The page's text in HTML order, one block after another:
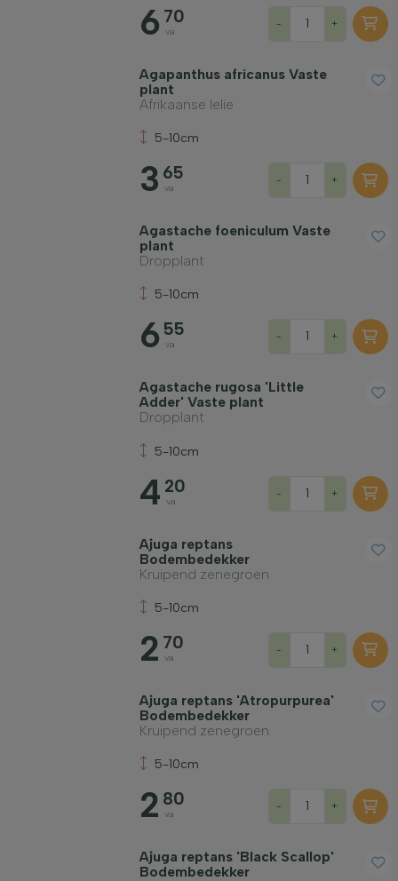
6 70
va
- +
Agapanthus africanus Vaste
plant
Afrikaanse lelie
5-10cm
3 65
va
- +
Agastache foeniculum Vaste
plant
Dropplant
5-10cm
6 55
va
- +
Agastache rugosa 'Little
Adder' Vaste plant
Dropplant
5-10cm
4 20
va
- +
Ajuga reptans
Bodembedekker
Kruipend zenegroen
5-10cm
2 70
va
- +
Ajuga reptans 'Atropurpurea'
Bodembedekker
Kruipend zenegroen
5-10cm
2 80
va
- +
Ajuga reptans 'Black Scallop'
Bodembedekker